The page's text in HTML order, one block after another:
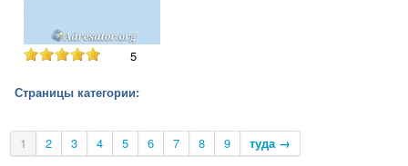
5
Страницы категории:
1 2 3 4 5 6 7 8 9 туда →